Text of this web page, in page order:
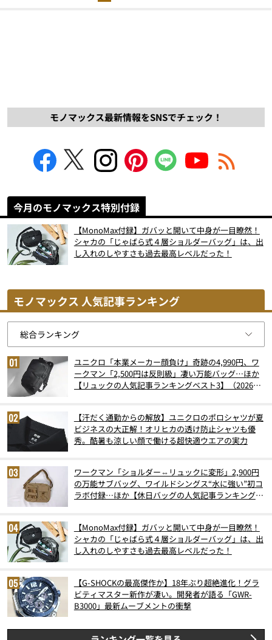
モノマックス最新情報をSNSでチェック！
今月のモノマックス特別付録
【MonoMax付録】ガバッと開いて中身が一目瞭然！
シャカの「じゃばら式４層ショルダーバッグ」は、出
し入れのしやすさも過去最高レベルだった！
モノマックス 人気記事ランキング
ユニクロ「本業メーカー顔負け」奇跡の4,990円、ワ
ークマン「2,500円は反則級」凄い万能バッグ…ほか
【リュックの人気記事ランキングベスト3】（2026年
【汗だく通勤からの解放】ユニクロのポロシャツが夏
ビジネスの大正解！オリヒカの透け防止シャツも優
秀。酷暑も涼しい顔で働ける超快適ウエアの実力
ワークマン「ショルダー⇔リュックに変形」2,900円
の万能サブバッグ、ワイルドシングス“水に強い”初コ
ラボ付録…ほか【休日バッグの人気記事ランキングベ
【MonoMax付録】ガバッと開いて中身が一目瞭然！
シャカの「じゃばら式４層ショルダーバッグ」は、出
し入れのしやすさも過去最高レベルだった！
【G-SHOCKの最高傑作か】18年ぶり超絶進化！グラ
ビティマスター新作が凄い。開発者が語る「GWR-
B3000」最新ムーブメントの衝撃